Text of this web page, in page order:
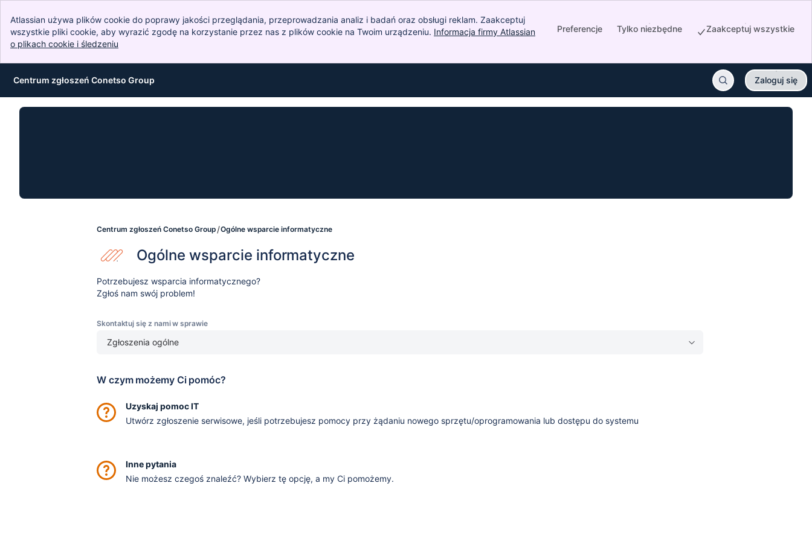
Atlassian używa plików cookie do poprawy jakości przeglądania, przeprowadzania analiz i badań oraz obsługi reklam. Zaakceptuj
wszystkie pliki cookie, aby wyrazić zgodę na korzystanie przez nas z plików cookie na Twoim urządzeniu. Informacja firmy Atlassian
o plikach cookie i śledzeniu
Preferencje Tylko niezbędne Zaakceptuj wszystkie
Przejdź do zawartości głównej
Centrum zgłoszeń Conetso Group Zaloguj się
Centrum zgłoszeń Conetso Group Ogólne wsparcie informatyczne
Ogólne wsparcie informatyczne
Potrzebujesz wsparcia informatycznego?
Zgłoś nam swój problem!
Skontaktuj się z nami w sprawie
Zgłoszenia ogólne
W czym możemy Ci pomóc?
Uzyskaj pomoc IT
Utwórz zgłoszenie serwisowe, jeśli potrzebujesz pomocy przy żądaniu nowego sprzętu/oprogramowania lub dostępu do systemu
Inne pytania
Nie możesz czegoś znaleźć? Wybierz tę opcję, a my Ci pomożemy.